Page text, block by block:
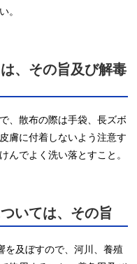
。
、その旨及び解毒
、散布の際は手袋、長ズボ
膚に付着しないよう注意す
んでよく洗い落とすこと。
いては、その旨
を及ぼすので、河川、養殖